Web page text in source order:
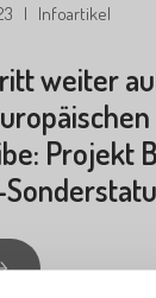
| Infoartikel
weiter
Projekt